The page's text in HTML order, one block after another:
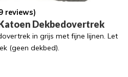
reviews)
Dekbedovertrek
in grijs met fijne lijnen. Let
(geen dekbed).